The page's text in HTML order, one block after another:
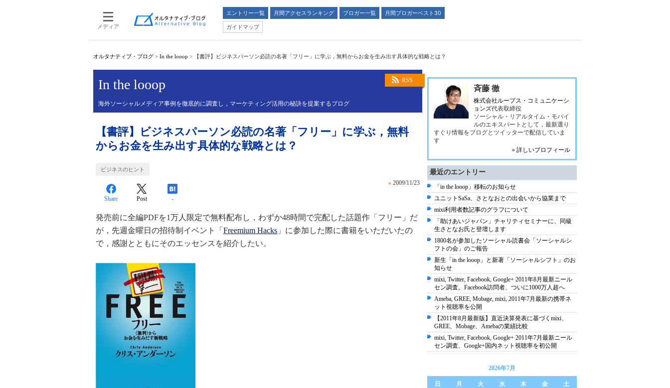
メディア
エントリー一覧 月間アクセスランキング ブロガー一覧
月間ブロガーベスト30
ガイドマップ
オルタナティブ・ブログ > In the looop > 【書評】ビジネスパーソン必読の名著「フリー」に学ぶ，無料からお金を生み出す具体的な戦略とは？
RSS
In the looop
海外ソーシャルメディア事例を徹底的に調査し，マーケティング活用の秘訣を提案するブログ
【書評】ビジネスパーソン必読の名著「フリー」に学ぶ，無料
からお金を生み出す具体的な戦略とは？
ビジネスのヒント
» 2009/11/23
Share Post -
発売前に全編PDFを1万人限定で無料配布し，わずか48時間で完配した話題作「フリー」だ
が，先週金曜日の招待制イベント「 Freemium Hacks 」 に参加した際に書籍をいただいたの
で，感謝とともにそのエッセンスを紹介したい。
斉藤 徹
株式会社ループス・コミュニケーシ
ョンズ代表取締役
ソーシャル・リアルタイム・モバイ
ルのエキスパートとして，最新選り
すぐり情報をブログとツイッターで配信していま
す
» 詳しいプロフィール
最近のエントリー
「in the looop」移転のお知らせ
ユニットSaSa、さとなおとの出会いから協業まで
mixi利用者数記事のグラフについて
「助けあいジャパン」チャリティセミナーに、同級
生さとなお氏と登壇します
1800名が参加したソーシャル読書会「ソーシャルシ
フトの会」のご報告
新生「in the looop」と新著「ソーシャルシフト」のお
知らせ
mixi, Twitter, Facebook, Google+ 2011年8月最新ニール
セン調査。Facebook訪問者、ついに1000万人超へ
Ameba, GREE, Mobage, mixi, 2011年7月最新の携帯ネ
ット視聴率を公開
【2011年8月最新版】直近決算発表に基づくmixi、
GREE、Mobage、Amebaの業績比較
mixi, Twitter, Facebook, Google+ 2011年7月最新ニール
セン調査、Google+国内ネット視聴率を初公開
2026年7月
日 月 火 水 木 金 土